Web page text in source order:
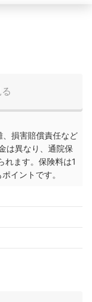
、損害賠償責任など
は異なり、通院保
れます。保険料は1
イントです。